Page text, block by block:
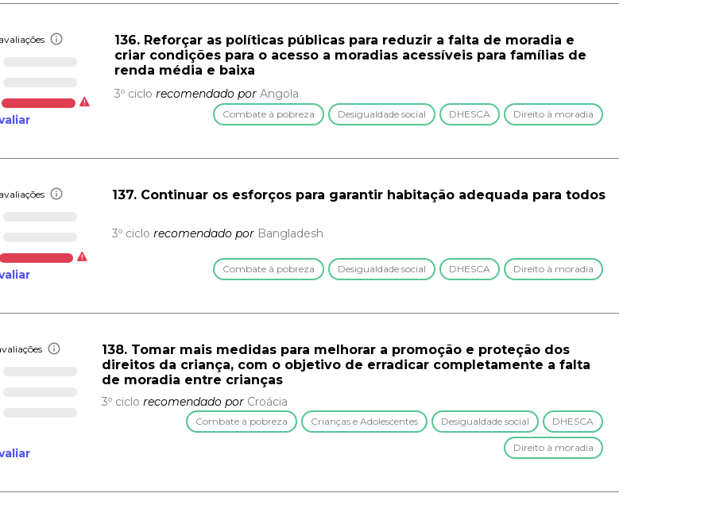
avaliações
136. Reforçar as políticas públicas para reduzir a falta de moradia e
criar condições para o acesso a moradias acessíveis para famílias de
renda média e baixa
3º ciclo recomendado por Angola
Combate à pobreza Desigualdade social DHESCA Direito à moradia
avaliações
137. Continuar os esforços para garantir habitação adequada para todos
3º ciclo recomendado por Bangladesh
Combate à pobreza Desigualdade social DHESCA Direito à moradia
138. Tomar mais medidas para melhorar a promoção e proteção dos
direitos da criança, com o objetivo de erradicar completamente a falta
de moradia entre crianças
3º ciclo recomendado por Croácia
Combate à pobreza Crianças e Adolescentes Desigualdade social DHESCA
Direito à moradia